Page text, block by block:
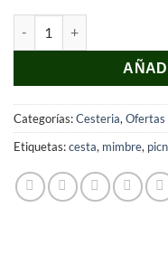
Categorías:Cesteria,Ofertas
Etiquetas:cesta, mimbre,